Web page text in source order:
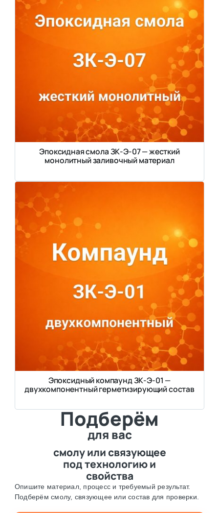
Эпоксидная смола ЗК-Э-07 — жесткий
монолитный заливочный материал
Эпоксидный компаунд ЗК-Э-01 —
двухкомпонентный герметизирующий состав
Подберём
для вас
смолу или связующее
под технологию и
свойства
Опишите материал, процесс и требуемый результат.
Подберём смолу, связующее или состав для проверки.